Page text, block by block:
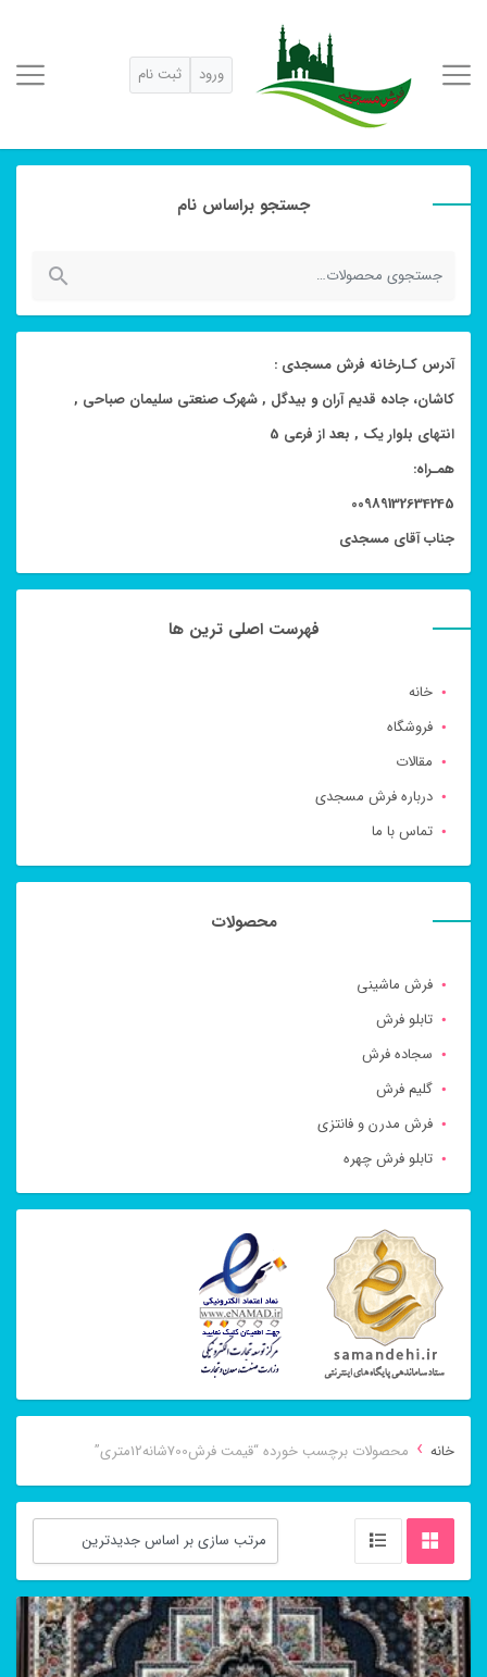
ورود ثبت نام
جستجو براساس نام
جستجو
آدرس کـارخانه فرش مسجدی :
کاشان، جاده قدیم آران و بیدگل , شهرک صنعتی سلیمان صباحی ,
انتهای بلوار یک , بعد از فرعی 5
همـراه:
00989132634245
جناب آقای مسجدی
فهرست اصلی ترین ها
خانه
فروشگاه
مقالات
درباره فرش مسجدی
تماس با ما
محصولات
فرش ماشینی
تابلو فرش
سجاده فرش
گلیم فرش
فرش مدرن و فانتزی
تابلو فرش چهره
خانه › محصولات برچسب خورده “قیمت فرش700شانه12متری”